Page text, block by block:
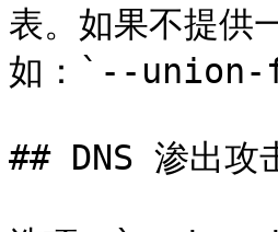
表。如果不提供
如：`--union-
## DNS 渗出攻